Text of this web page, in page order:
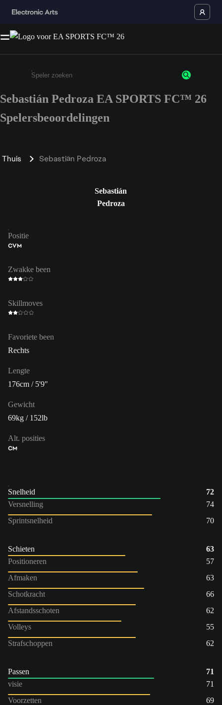
Enter a minimum of 3 characters or numbers
Sebastián Pedroza EA SPORTS FC™ 26
Spelersbeoordelingen
Thuis Sebastián Pedroza
Sebastián
Pedroza
Positie
CVM
Zwakke been
Skillmoves
Favoriete been
Rechts
Lengte
176cm / 5'9"
Gewicht
69kg / 152lb
Alt. posities
CM
Snelheid
72
Versnelling
74
Sprintsnelheid
70
Schieten
63
Positioneren
57
Afmaken
63
Schotkracht
66
Afstandsschoten
62
Volleys
55
Strafschoppen
62
Passen
71
visie
71
Voorzetten
69